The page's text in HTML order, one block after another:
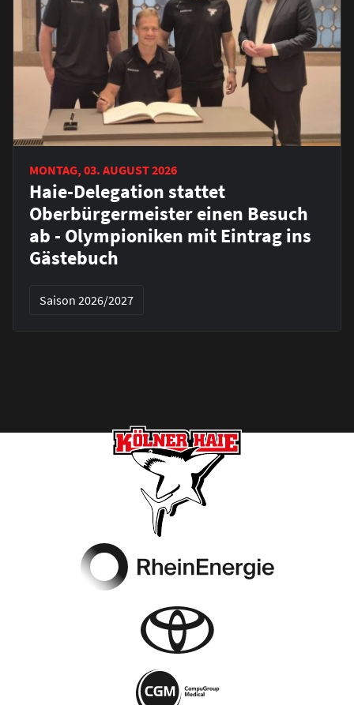
MONTAG, 03. AUGUST 2026
Haie-Delegation stattet
Oberbürgermeister einen Besuch
ab - Olympioniken mit Eintrag ins
Gästebuch
Saison 2026/2027